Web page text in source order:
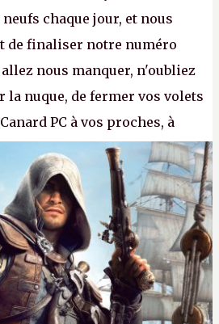
chaque jour, et nous
de finaliser notre numéro
nous manquer, n'oubliez
la nuque, de fermer vos volets
PC à vos proches, à
que vous croisez
tous ! –ER.